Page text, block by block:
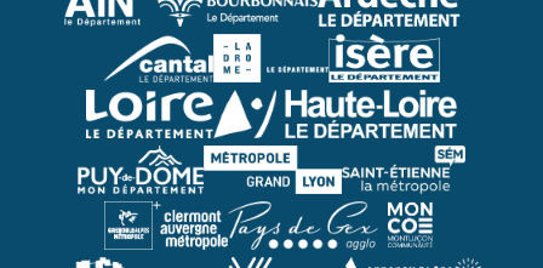
Allier ardèche
Cantal Ardeche Isère
Haute-Loire
Puy de Dômelyon etienne
gam clermontGex agglo Montluçon